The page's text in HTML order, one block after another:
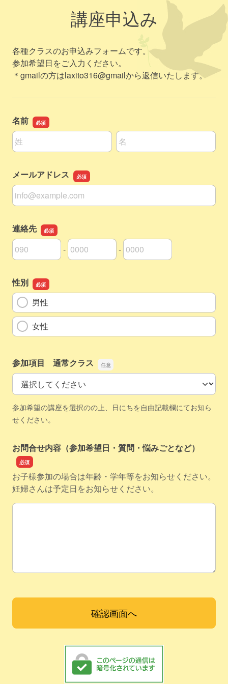
講座申込み
各種クラスのお申込みフォームです。
参加希望日をご入力ください。
＊gmailの方はlaxito316@gmailから返信いたします。
名前
名前の姓
名前の名
メールアドレス
メールアドレス
連絡先
連絡先の市外局番
-
連絡先の市内局番 -
連絡先の加入者番号
性別
男性
女性
参加項目 通常クラス
参加項目 通常クラス
参加希望の講座を選択のの上、日にちを自由記載欄にてお知ら
せください。
お問合せ内容（参加希望日・質問・悩みごとなど）
お子様参加の場合は年齢・学年等をお知らせください。
妊婦さんは予定日をお知らせください。
お問合せ内容（参加希望日・質問・悩みごとなど）